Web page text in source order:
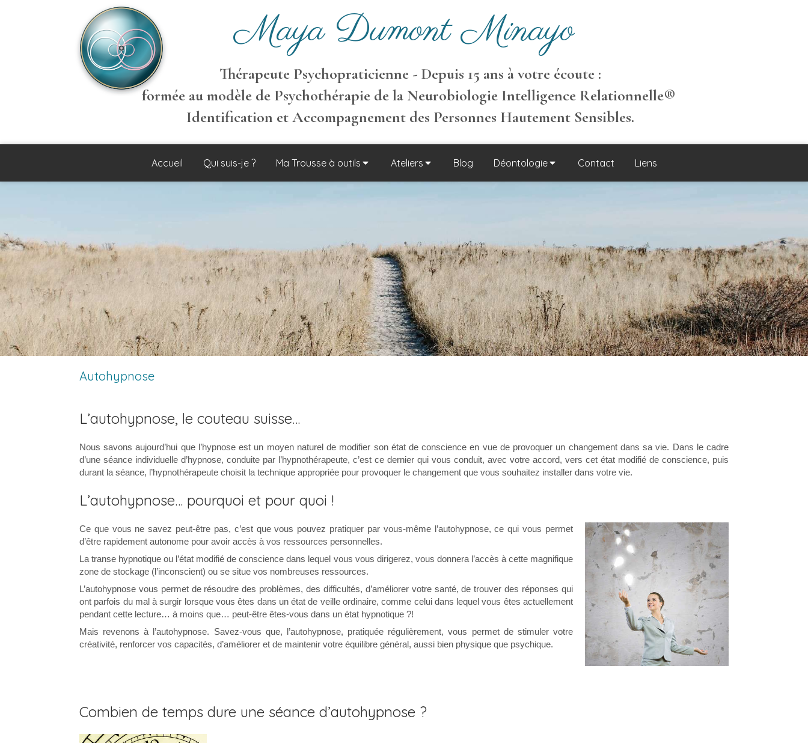
Maya Dumont Minayo
Thérapeute Psychopraticienne - Depuis 15 ans à votre écoute :
formée au modèle de Psychothérapie de la Neurobiologie Intelligence Relationnelle®
Identification et Accompagnement des Personnes Hautement Sensibles.
Accueil Qui suis-je ? Ma Trousse à outils Ateliers Blog Déontologie Contact Liens
Autohypnose
L’autohypnose, le couteau suisse…
Nous savons aujourd’hui que l’hypnose est un moyen naturel de modifier son état de conscience en vue de provoquer un changement dans sa vie. Dans le cadre
d’une séance individuelle d’hypnose, conduite par l’hypnothérapeute, c’est ce dernier qui vous conduit, avec votre accord, vers cet état modifié de conscience, puis
durant la séance, l’hypnothérapeute choisit la technique appropriée pour provoquer le changement que vous souhaitez installer dans votre vie.
L’autohypnose… pourquoi et pour quoi !
Ce que vous ne savez peut-être pas, c’est que vous pouvez pratiquer par vous-même l’autohypnose, ce qui vous permet
d’être rapidement autonome pour avoir accès à vos ressources personnelles.
La transe hypnotique ou l’état modifié de conscience dans lequel vous vous dirigerez, vous donnera l’accès à cette magnifique
zone de stockage (l’inconscient) ou se situe vos nombreuses ressources.
L’autohypnose vous permet de résoudre des problèmes, des difficultés, d’améliorer votre santé, de trouver des réponses qui
ont parfois du mal à surgir lorsque vous êtes dans un état de veille ordinaire, comme celui dans lequel vous êtes actuellement
pendant cette lecture… à moins que… peut-être êtes-vous dans un état hypnotique ?!
Mais revenons à l’autohypnose. Savez-vous que, l’autohypnose, pratiquée régulièrement, vous permet de stimuler votre
créativité, renforcer vos capacités, d’améliorer et de maintenir votre équilibre général, aussi bien physique que psychique.
Combien de temps dure une séance d’autohypnose ?